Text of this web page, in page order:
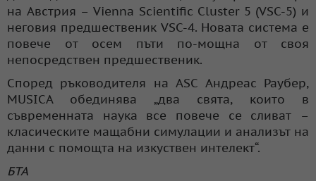
на Австрия – Vienna Scientific Cluster 5 (VSC-5) и
неговия предшественик VSC-4. Новата система е
повече от осем пъти по-мощна от своя
непосредствен предшественик.
Според ръководителя на ASC Андреас Раубер,
MUSICA обединява „два свята, които в
съвременната наука все повече се сливат –
класическите мащабни симулации и анализът на
данни с помощта на изкуствен интелект“.
БТА